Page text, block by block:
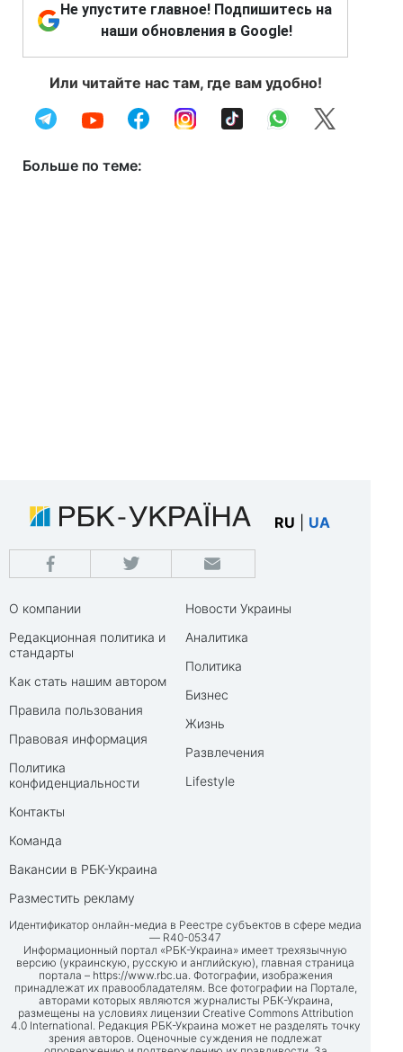
Не упустите главное! Подпишитесь на
наши обновления в Google!
Или читайте нас там, где вам удобно!
Больше по теме:
RU UA
О компании
Редакционная политика и
стандарты
Как стать нашим автором
Правила пользования
Правовая информация
Политика
конфиденциальности
Контакты
Команда
Вакансии в РБК-Украина
Разместить рекламу
Новости Украины
Аналитика
Политика
Бизнес
Жизнь
Развлечения
Lifestyle
Идентификатор онлайн-медиа в Реестре субъектов в сфере медиа
— R40-05347
Информационный портал «РБК-Украина» имеет трехязычную
версию (украинскую, русскую и английскую), главная страница
портала – https://www.rbc.ua. Фотографии, изображения
принадлежат их правообладателям. Все фотографии на Портале,
авторами которых являются журналисты РБК-Украина,
размещены на условиях лицензии Creative Commons Attribution
4.0 International. Редакция РБК-Украина может не разделять точку
зрения авторов. Оценочные суждения не подлежат